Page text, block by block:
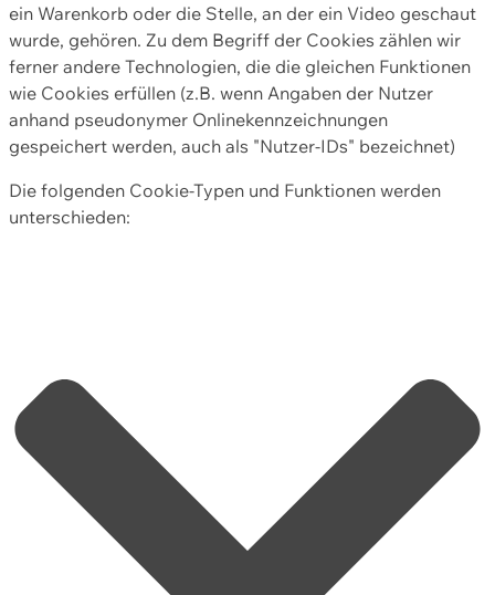
ein Warenkorb oder die Stelle, an der ein Video geschaut
wurde, gehören. Zu dem Begriff der Cookies zählen wir
ferner andere Technologien, die die gleichen Funktionen
wie Cookies erfüllen (z.B. wenn Angaben der Nutzer
anhand pseudonymer Onlinekennzeichnungen
gespeichert werden, auch als "Nutzer-IDs" bezeichnet)
Die folgenden Cookie-Typen und Funktionen werden
unterschieden: